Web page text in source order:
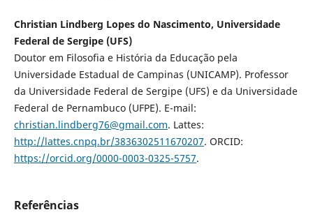
Christian Lindberg Lopes do Nascimento, Universidade
Federal de Sergipe (UFS)
Doutor em Filosofia e História da Educação pela
Universidade Estadual de Campinas (UNICAMP). Professor
da Universidade Federal de Sergipe (UFS) e da Universidade
Federal de Pernambuco (UFPE). E-mail:
christian.lindberg76@gmail.com. Lattes:
http://lattes.cnpq.br/3836302511670207. ORCID:
https://orcid.org/0000-0003-0325-5757.
Referências